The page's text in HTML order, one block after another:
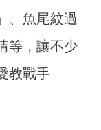
、魚尾紋過
等，讓不少
教戰手